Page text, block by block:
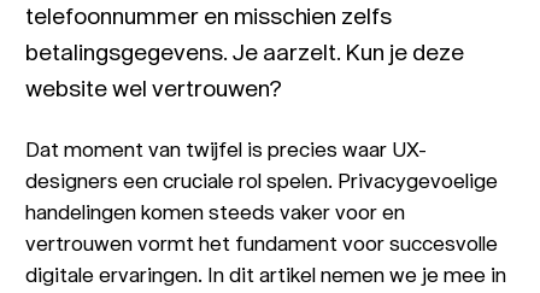
telefoonnummer en misschien zelfs
betalingsgegevens. Je aarzelt. Kun je deze
website wel vertrouwen?
Dat moment van twijfel is precies waar UX-
designers een cruciale rol spelen. Privacygevoelige
handelingen komen steeds vaker voor en
vertrouwen vormt het fundament voor succesvolle
digitale ervaringen. In dit artikel nemen we je mee in